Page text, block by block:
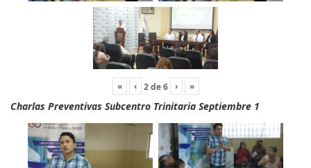
« ‹ 2de6 › »
Charlas Preventivas Subcentro Trinitaria Septiembre 1